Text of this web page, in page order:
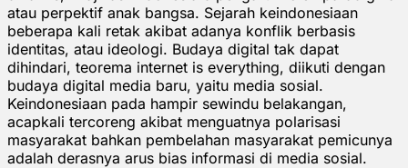
atau perpektif anak bangsa. Sejarah keindonesiaan
beberapa kali retak akibat adanya konflik berbasis
identitas, atau ideologi. Budaya digital tak dapat
dihindari, teorema internet is everything, diikuti dengan
budaya digital media baru, yaitu media sosial.
Keindonesiaan pada hampir sewindu belakangan,
acapkali tercoreng akibat menguatnya polarisasi
masyarakat bahkan pembelahan masyarakat pemicunya
adalah derasnya arus bias informasi di media sosial.